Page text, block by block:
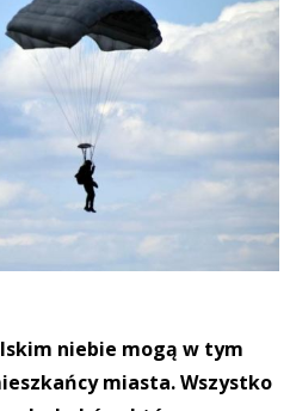
niebie mogą w tym
miasta. Wszystko